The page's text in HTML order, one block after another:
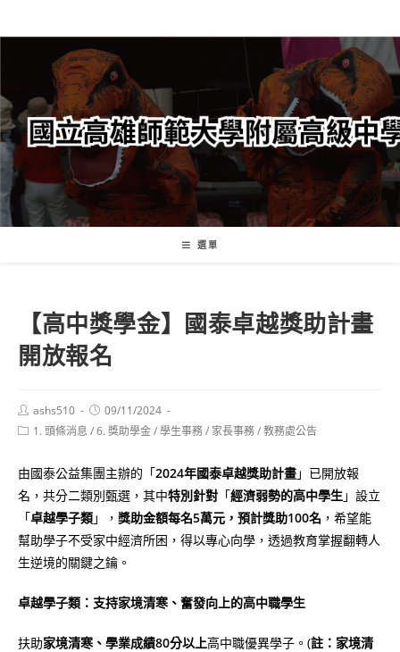
轉
要
內
容
選單
【高中獎學金】國泰卓越獎助計畫
開放報名
Post
author:
ashs510
Post
published:
09/11/2024
Post1. 頭條消息 /6. 獎助學金/學生事務/ 家長事務/教務處公告
由國泰公益集團主辦的「2024年國泰卓越獎助計畫」已開放報
名，共分二類別甄選，其中特別針對 「經濟弱勢的高中學生」設立
「卓越學子類」， 獎助金額每名5萬元，預計獎助100名 ，希望能
幫助學子不受家中經濟所困，得以專心向學，透過教育掌握翻轉人
生逆境的關鍵之鑰。
卓越學子類：支持家境清寒、奮發向上的高中職學生
扶助家境清寒、學業成績80分以上高中職優異學子。(註：家境清